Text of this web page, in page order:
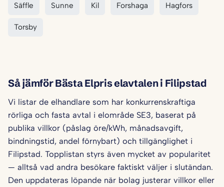
Säffle Sunne Kil Forshaga Hagfors
Torsby
Så jämför Bästa Elpris elavtalen i Filipstad
Vi listar de elhandlare som har konkurrenskraftiga
rörliga och fasta avtal i elområde SE3, baserat på
publika villkor (påslag öre/kWh, månadsavgift,
bindningstid, andel förnybart) och tillgänglighet i
Filipstad. Topplistan styrs även mycket av popularitet
— alltså vad andra besökare faktiskt väljer i slutändan.
Den uppdateras löpande när bolag justerar villkor eller